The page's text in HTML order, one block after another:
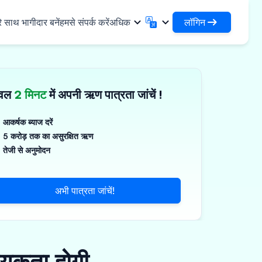
ढांचा
साझा करें
पॉलिमर और औद्योगिक रसायन
सौर और लघु उपकरण
उद्यम
साथ भागीदार बनेंहमसे संपर्क करेंअधिक
हिन्दी
✓
தமிழ்
Tamil
తెలుగు
Telugu
বাংলা
മലയാളം
लॉगिन
DSA के रूप में लॉगिन करें
2 मिनटमें अपनी ऋण पात्रता जांचें !
आकर्षक ब्याज दरें
5 करोड़ तक का असुरक्षित ऋण
तेजी से अनुमोदन
अभी पात्रता जांचें!